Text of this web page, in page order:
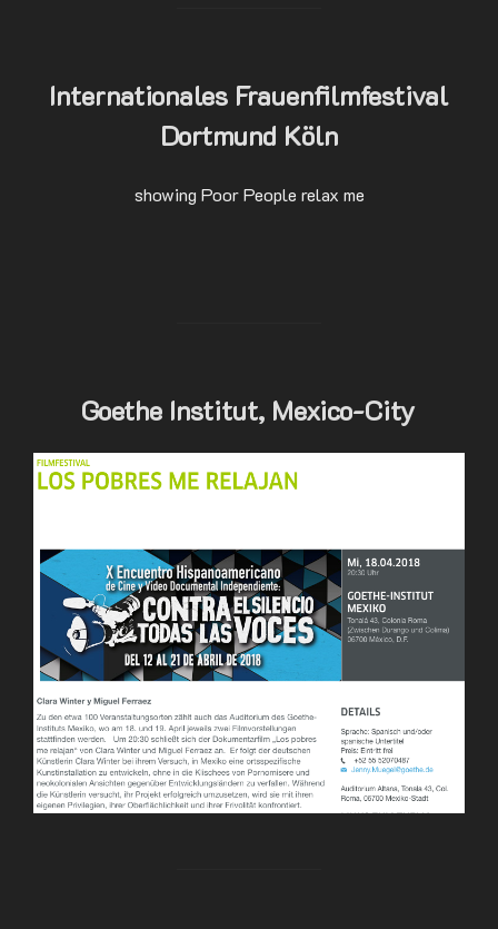
Internationales Frauenfilmfestival
Dortmund Köln
showing Poor People relax me
Goethe Institut, Mexico-City